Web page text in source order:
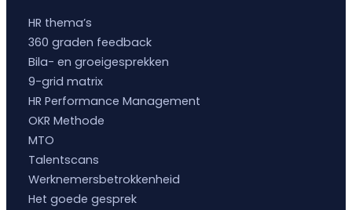
HR thema’s
360 graden feedback
Bila- en groeigesprekken
9-grid matrix
HR Performance Management
OKR Methode
MTO
Talentscans
Werknemersbetrokkenheid
Het goede gesprek